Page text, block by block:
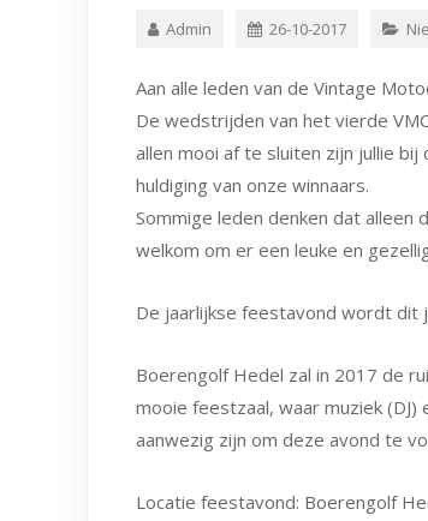
Admin 26-10-2017
Aan alle leden van de Vintage
De wedstrijden van het vierde
allen mooi af te sluiten zijn jullie
huldiging van onze winnaars.
Sommige leden denken dat alleen
welkom om er een leuke en
De jaarlijkse feestavond wordt dit
Boerengolf Hedel zal in 2017 de
mooie feestzaal, waar muziek (DJ)
aanwezig zijn om deze avond te
Locatie feestavond: Boerengolf